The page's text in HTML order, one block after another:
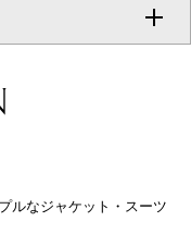
ルなジャケット・スーツ